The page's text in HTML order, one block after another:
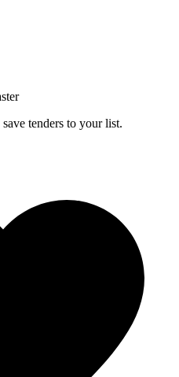
tenders to your list.